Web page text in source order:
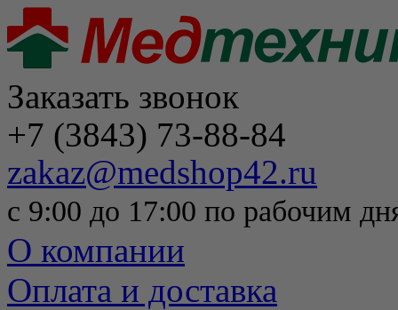
Заказать звонок
+7 (3843) 73-88-84
zakaz@medshop42.ru
с 9:00 до 17:00 по рабочим
О компании
Оплата и доставка